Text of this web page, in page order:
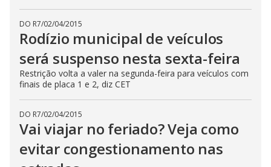
DO R7/02/04/2015
Rodízio municipal de veículos
será suspenso nesta sexta-feira
Restrição volta a valer na segunda-feira para veículos com
finais de placa 1 e 2, diz CET
DO R7/02/04/2015
Vai viajar no feriado? Veja como
evitar congestionamento nas